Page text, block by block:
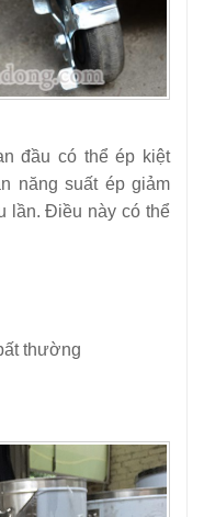
đầu có thể ép kiệt
năng suất ép giảm
lần. Điều này có thể
thường